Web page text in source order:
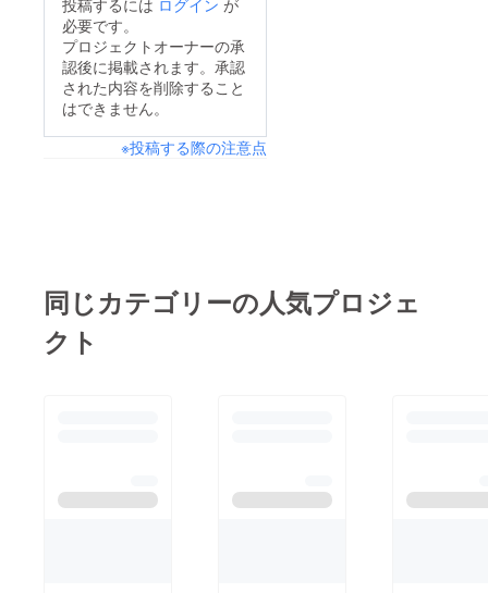
投稿するには ログイン が
必要です。
プロジェクトオーナーの承
認後に掲載されます。承認
された内容を削除すること
はできません。
※投稿する際の注意点
同じカテゴリーの人気プロジェ
クト